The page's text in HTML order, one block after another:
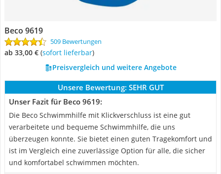
Beco 9619
509 Bewertungen
ab 33,00 € ( Sofort lieferbar)
Preisvergleich und weitere Angebote
Unsere Bewertung: SEHR GUT
Unser Fazit für Beco 9619:
Die Beco Schwimmhilfe mit Klickverschluss ist eine gut
verarbeitete und bequeme Schwimmhilfe, die uns
überzeugen konnte. Sie bietet einen guten Tragekomfort und
ist im Vergleich eine zuverlässige Option für alle, die sicher
und komfortabel schwimmen möchten.